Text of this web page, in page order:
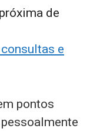
de
e
pontos